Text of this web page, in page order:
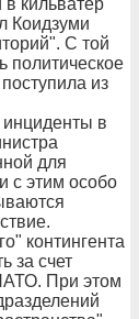
кильватер
Коидзуми
С той
политическое
из
в
для
с этим особо
контингента
за счет
При этом